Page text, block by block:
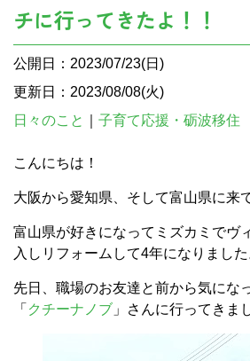
チに行ってきたよ！！
公開日：2023/07/23(日)
更新日：2023/08/08(火)
日々のこと
子育て応援・砺波移住
こんにちは！
大阪から愛知県、そして富山県に来
富山県が好きになってミズカミでヴ
入しリフォームして4年になりました
先日、職場のお友達と前から気にな
「 クチーナノブ 」さんに行ってきま